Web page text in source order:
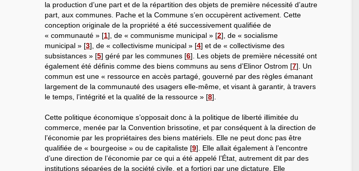
la production d’une part et de la répartition des objets de première nécessité d’autre
part, aux communes. Pache et la Commune s’en occupèrent activement. Cette
conception originale de la propriété a été successivement qualifiée de
« communauté » [1] , de « communisme municipal » [2] , de « socialisme
municipal » [3] , de « collectivisme municipal » [4] et de « collectivisme des
subsistances » [5] géré par les communes [6] . Les objets de première nécessité ont
également été définis comme des biens communs au sens d’Elinor Ostrom [7] . Un
commun est une « ressource en accès partagé, gouverné par des règles émanant
largement de la communauté des usagers elle-même, et visant à garantir, à travers
le temps, l’intégrité et la qualité de la ressource » [8]
Cette politique économique s’opposait donc à la politique de liberté illimitée du
commerce, menée par la Convention brissotine, et par conséquent à la direction de
l’économie par les propriétaires des biens matériels. Elle ne peut donc pas être
qualifiée de « bourgeoise » ou de capitaliste [9] . Elle allait également à l’encontre
d’une direction de l’économie par ce qui a été appelé l’État, autrement dit par des
institutions séparées de la société civile, et a fortiori par une dictature. Elle